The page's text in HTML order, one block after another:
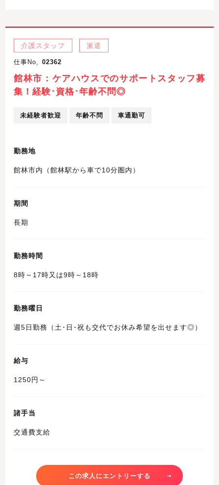
介護スタッフ 派遣
仕事No, 02362
館林市：ケアハウスでのサポートスタッフ募
集！経験･資格･年齢不問◎
未経験者歓迎 年齢不問 車通勤可
勤務地
館林市内（館林駅から車で10分圏内）
期間
長期
勤務時間
8時～17時又は9時～18時
勤務曜日
週5日勤務（土･日･祝も交代でお休み希望を出せます◎）
給与
1250円～
諸手当
交通費支給
この求人にエントリーする